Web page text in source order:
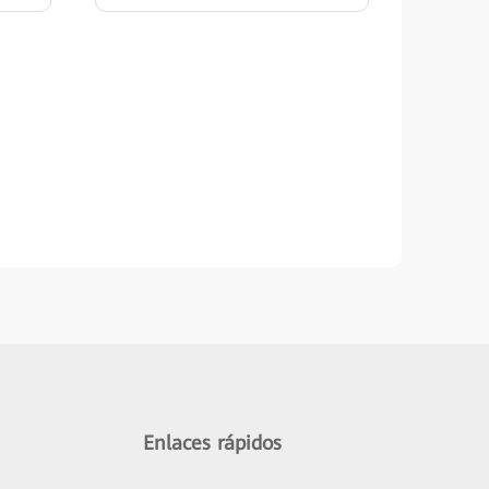
Enlaces rápidos